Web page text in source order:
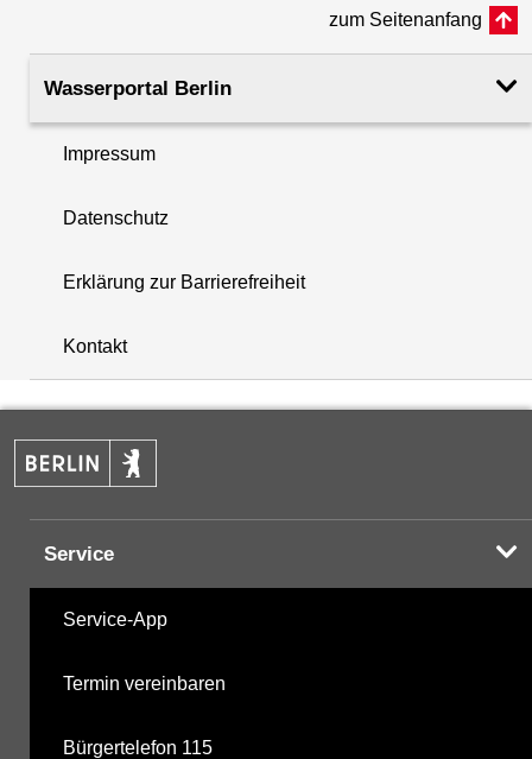
+
−
zum Seitenanfang
Wasserportal Berlin
Impressum
Datenschutz
Erklärung zur Barrierefreiheit
Kontakt
Service
Service-App
Termin vereinbaren
Bürgertelefon 115